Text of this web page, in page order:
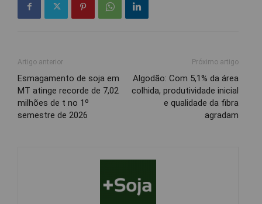
Artigo anterior
Esmagamento de soja em
MT atinge recorde de 7,02
milhões de t no 1º
semestre de 2026
Próximo artigo
Algodão: Com 5,1% da área
colhida, produtividade inicial
e qualidade da fibra
agradam